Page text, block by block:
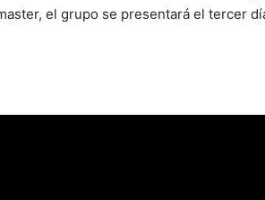
el grupo se presentará el tercer